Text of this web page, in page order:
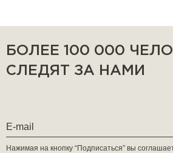
БОЛЕЕ 100 000
СЛЕДЯТ ЗА НАМИ
Нажимая на кнопку “Подписаться” вы